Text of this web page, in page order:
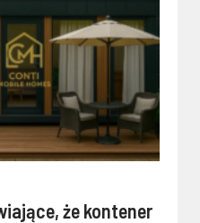
że kontener